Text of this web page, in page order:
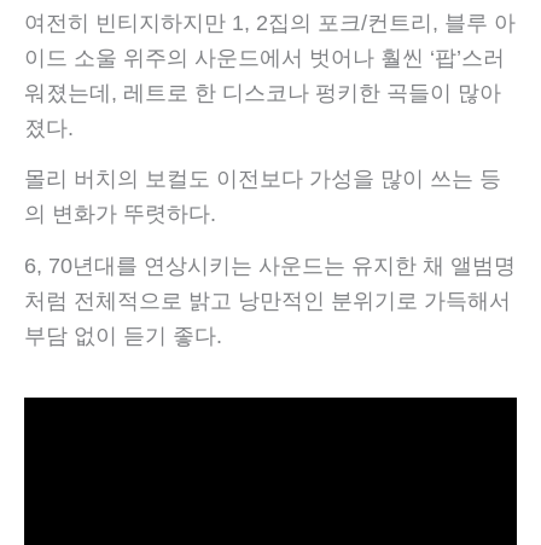
여전히 빈티지하지만 1, 2집의 포크/컨트리, 블루 아
이드 소울 위주의 사운드에서 벗어나 훨씬 ‘팝’스러
워졌는데, 레트로 한 디스코나 펑키한 곡들이 많아
졌다.
몰리 버치의 보컬도 이전보다 가성을 많이 쓰는 등
의 변화가 뚜렷하다.
6, 70년대를 연상시키는 사운드는 유지한 채 앨범명
처럼 전체적으로 밝고 낭만적인 분위기로 가득해서
부담 없이 듣기 좋다.